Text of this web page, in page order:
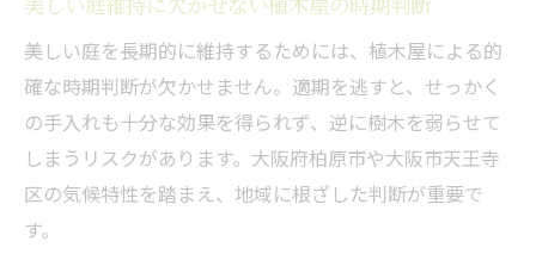
美しい庭を長期的に維持するためには、植木屋による的
確な時期判断が欠かせません。適期を逃すと、せっかく
の手入れも十分な効果を得られず、逆に樹木を弱らせて
しまうリスクがあります。大阪府柏原市や大阪市天王寺
区の気候特性を踏まえ、地域に根ざした判断が重要で
す。